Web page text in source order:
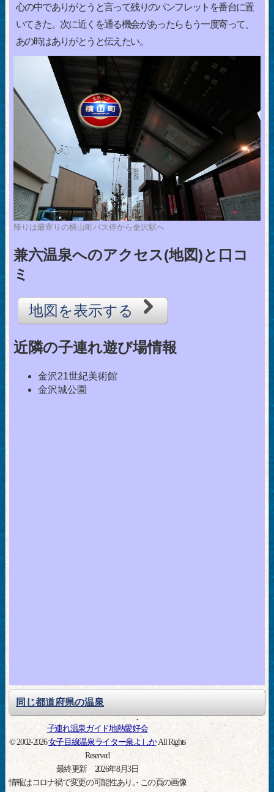
心の中でありがとうと言って残りのパンフレットを番台に置
いてきた。次に近くを通る機会があったらもう一度寄って、
あの時はありがとうと伝えたい。
帰りは最寄りの横山町バス停から金沢駅へ
兼六温泉へのアクセス(地図)と口コ
ミ
地図を表示する
近隣の子連れ遊び場情報
金沢21世紀美術館
金沢城公園
同じ都道府県の温泉